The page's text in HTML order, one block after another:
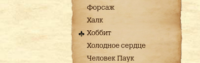
Форсаж
Халк
Хоббит
Холодное сердце
Человек Паук